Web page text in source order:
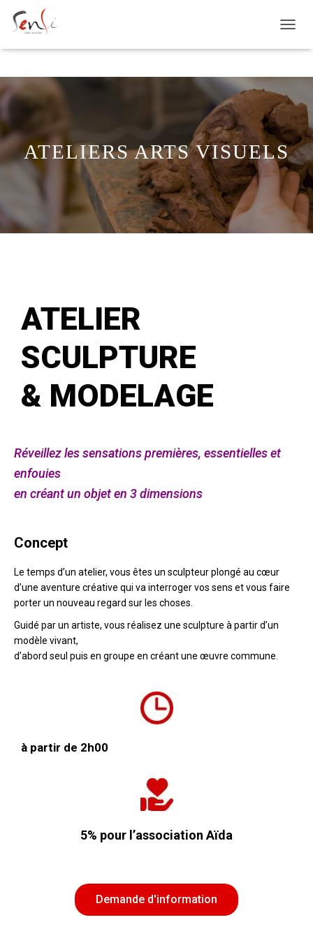
É
L
E
L
A
N
A
G
T
ATELIERS ARTS VISUELS
ATELIER
SCULPTURE
& MODELAGE
Réveillez les sensations premières, essentielles et
enfouies
en créant un objet en 3 dimensions
Concept
Le temps d’un atelier, vous êtes un sculpteur plongé au cœur
d’une aventure créative qui va interroger vos sens et vous faire
porter un nouveau regard sur les choses.
Guidé par un artiste, vous réalisez une sculpture à partir d’un
modèle vivant,
d’abord seul puis en groupe en créant une œuvre commune.
à partir de 2h00
5% pour l’association Aïda
Demande d'information